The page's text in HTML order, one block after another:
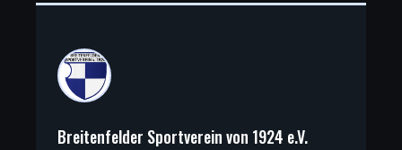
Breitenfelder Sportverein von 1924 e.V.